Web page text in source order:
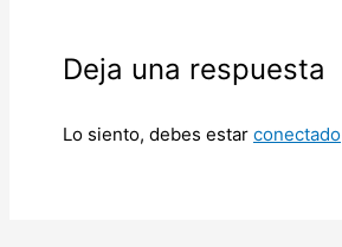
Deja una respuesta
Lo siento, debes estar conectado